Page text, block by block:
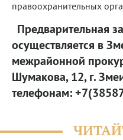
правоохранительных
Предварительная
осуществляется в
межрайонной
Шумакова, 12, г.
телефонам: